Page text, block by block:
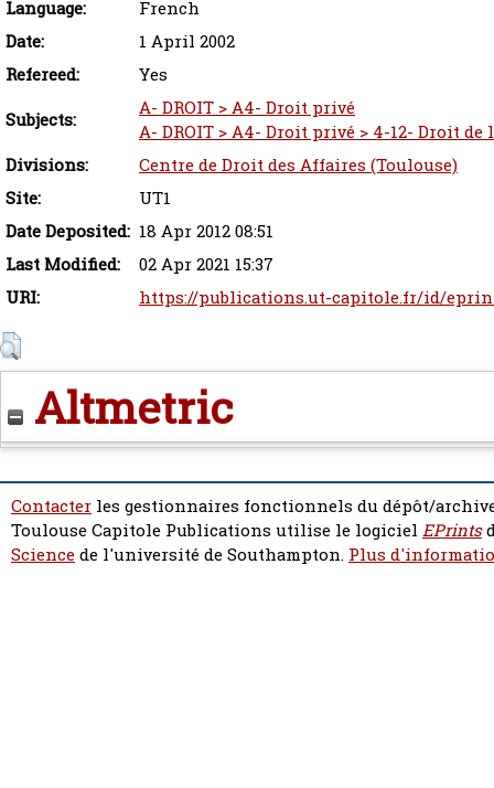
Language:
French
Date:
1 April 2002
Refereed:
Yes
Subjects:
A- DROIT > A4- Droit privé
A- DROIT > A4- Droit privé > 4-12- Droit
Divisions:
Centre de Droit des Affaires (Toulouse)
Site:
UT1
Date Deposited: 18 Apr 2012 08:51
Last Modified:
02 Apr 2021 15:37
URI:
https://publications.ut-capitole.fr/id/
Altmetric
Contacter les gestionnaires fonctionnels du dépôt/
Toulouse Capitole Publications utilise le logiciel EPrints
Sciencede l'université de Southampton. Plus